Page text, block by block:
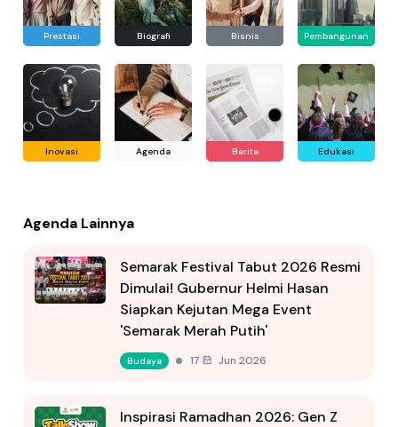
Prestasi Biografi Bisnis Pembangunan
Inovasi Agenda Berita Edukasi
Agenda Lainnya
Semarak Festival Tabut 2026 Resmi
Dimulai! Gubernur Helmi Hasan
Siapkan Kejutan Mega Event
'Semarak Merah Putih'
Budaya 17 Jun 2026
Inspirasi Ramadhan 2026: Gen Z